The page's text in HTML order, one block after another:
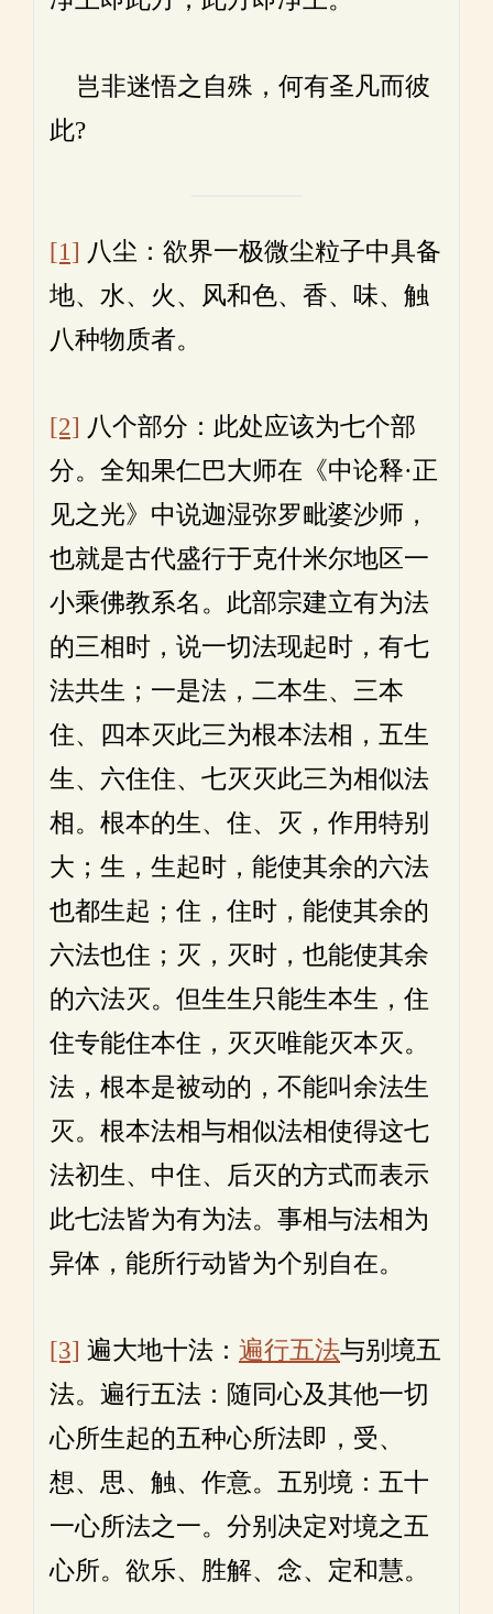
岂非迷悟之自殊，何有圣凡而彼
此?
[1] 八尘：欲界一极微尘粒子中具备
地、水、火、风和色、香、味、触
八种物质者。
[2] 八个部分：此处应该为七个部
分。全知果仁巴大师在《中论释·正
见之光》中说迦湿弥罗毗婆沙师，
也就是古代盛行于克什米尔地区一
小乘佛教系名。此部宗建立有为法
的三相时，说一切法现起时，有七
法共生；一是法，二本生、三本
住、四本灭此三为根本法相，五生
生、六住住、七灭灭此三为相似法
相。根本的生、住、灭，作用特别
大；生，生起时，能使其余的六法
也都生起；住，住时，能使其余的
六法也住；灭，灭时，也能使其余
的六法灭。但生生只能生本生，住
住专能住本住，灭灭唯能灭本灭。
法，根本是被动的，不能叫余法生
灭。根本法相与相似法相使得这七
法初生、中住、后灭的方式而表示
此七法皆为有为法。事相与法相为
异体，能所行动皆为个别自在。
[3] 遍大地十法： 遍行五法与别境五
法。遍行五法：随同心及其他一切
心所生起的五种心所法即，受、
想、思、触、作意。五别境：五十
一心所法之一。分别决定对境之五
心所。欲乐、胜解、念、定和慧。